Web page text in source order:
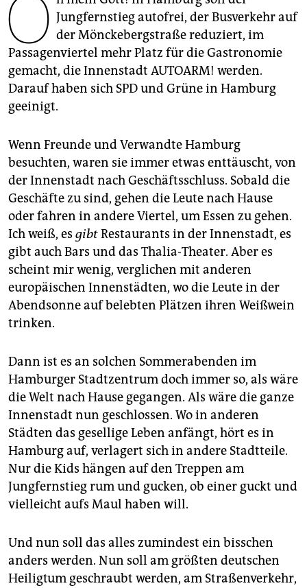
abo
genossenschaft
epaper login
O Jungfernstieg autofrei, der Busverkehr auf
der Mönckebergstraße reduziert, im
Passagenviertel mehr Platz für die Gastronomie
gemacht, die Innenstadt AUTOARM! werden.
Darauf haben sich SPD und Grüne in Hamburg
geeinigt.
Wenn Freunde und Verwandte Hamburg
besuchten, waren sie immer etwas enttäuscht, von
der Innenstadt nach Geschäftsschluss. Sobald die
Geschäfte zu sind, gehen die Leute nach Hause
oder fahren in andere Viertel, um Essen zu gehen.
Ich weiß, es gibtRestaurants in der Innenstadt, es
gibt auch Bars und das Thalia-Theater. Aber es
scheint mir wenig, verglichen mit anderen
europäischen Innenstädten, wo die Leute in der
Abendsonne auf belebten Plätzen ihren Weißwein
trinken.
Dann ist es an solchen Sommerabenden im
Hamburger Stadtzentrum doch immer so, als wäre
die Welt nach Hause gegangen. Als wäre die ganze
Innenstadt nun geschlossen. Wo in anderen
Städten das gesellige Leben anfängt, hört es in
Hamburg auf, verlagert sich in andere Stadtteile.
Nur die Kids hängen auf den Treppen am
Jungfernstieg rum und gucken, ob einer guckt und
vielleicht aufs Maul haben will.
Und nun soll das alles zumindest ein bisschen
anders werden. Nun soll am größten deutschen
Heiligtum geschraubt werden, am Straßenverkehr,